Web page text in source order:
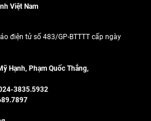
Việt Nam
điện tử số 483/GP-BTTTT cấp ngày
Hạnh, Phạm Quốc Thắng,
3835.5932